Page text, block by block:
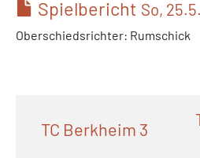
Spielbericht So,
Oberschiedsrichter: Rumschick
TC Berkheim 3